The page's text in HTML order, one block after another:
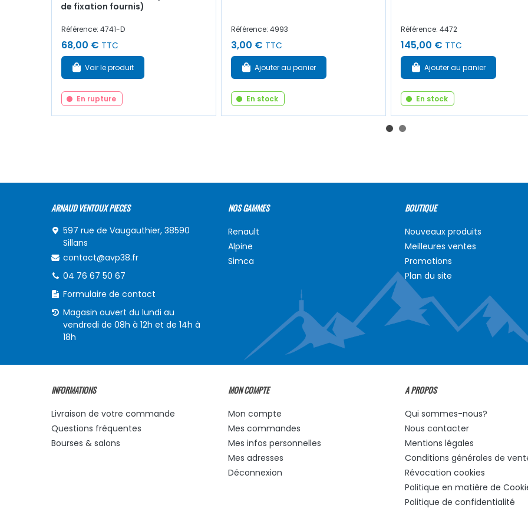
de fixation fournis)
Référence: 4741-D
68,00 € TTC
Voir le produit
En rupture
Référence: 4993
3,00 € TTC
Ajouter au panier
En stock
Référence: 4472
145,00 € TTC
Ajouter au panier
En stock
ARNAUD VENTOUX PIECES
597 rue de Vaugauthier, 38590
Sillans
contact@avp38.fr
04 76 67 50 67
Formulaire de contact
Magasin ouvert du lundi au
vendredi de 08h à 12h et de 14h à
18h
NOS GAMMES
Renault
Alpine
Simca
BOUTIQUE
Nouveaux produits
Meilleures ventes
Promotions
Plan du site
INFORMATIONS
Livraison de votre commande
Questions fréquentes
Bourses & salons
MON COMPTE
Mon compte
Mes commandes
Mes infos personnelles
Mes adresses
Déconnexion
A PROPOS
Qui sommes-nous?
Nous contacter
Mentions légales
Conditions générales de
Révocation cookies
Politique en matière de
Politique de confidentialité